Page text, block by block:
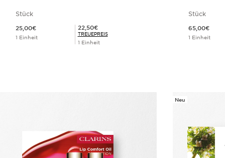
Stück
25,00€
1 Einheit
Mitgliederpreis 22,50€
22,50€
TREUEPREIS
1 Einheit
Stück
65,00€
1 Einheit
Neu